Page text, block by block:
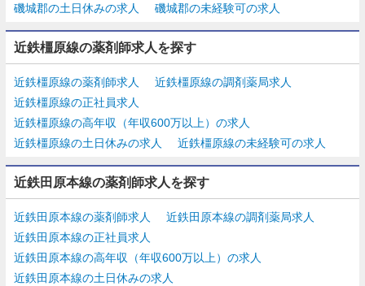
磯城郡の土日休みの求人
磯城郡の未経験可の求人
近鉄橿原線の薬剤師求人を探す
近鉄橿原線の薬剤師求人
近鉄橿原線の調剤薬局求人
近鉄橿原線の正社員求人
近鉄橿原線の高年収（年収600万以上）の求人
近鉄橿原線の土日休みの求人
近鉄橿原線の未経験可の求人
近鉄田原本線の薬剤師求人を探す
近鉄田原本線の薬剤師求人
近鉄田原本線の調剤薬局求人
近鉄田原本線の正社員求人
近鉄田原本線の高年収（年収600万以上）の求人
近鉄田原本線の土日休みの求人